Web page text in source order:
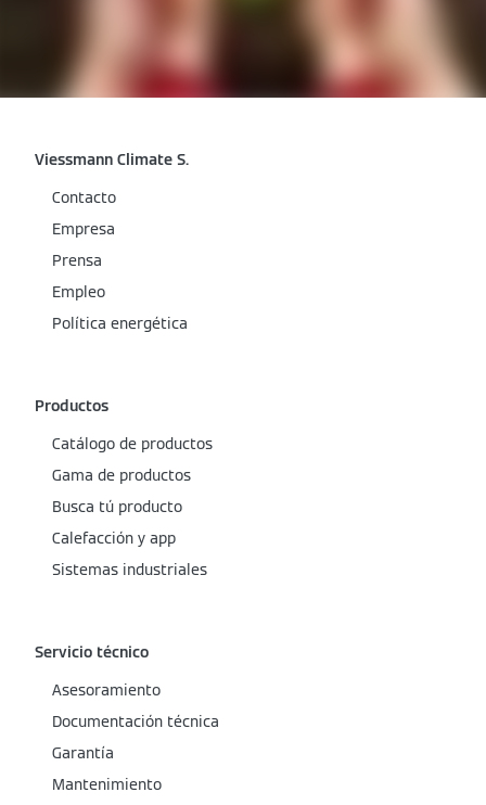
Viessmann Climate S.
Contacto
Empresa
Prensa
Empleo
Política energética
Productos
Catálogo de productos
Gama de productos
Busca tú producto
Calefacción y app
Sistemas industriales
Servicio técnico
Asesoramiento
Documentación técnica
Garantía
Mantenimiento